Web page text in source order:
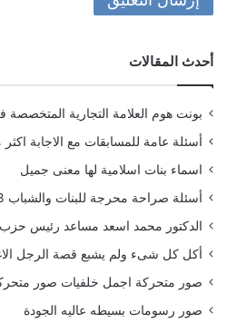
أحدث المقالات
بونت هوم العلامة التجارية المتخصصة
أسئلة عامة للمسابقات مع الاجابة اكثر من 500
اسماء بنات اسلامية لها معنى جميل
أسئلة صراحة محرجة للبنات والشباب 2023
الدكتور محمد اسعد مساعد رئيس
أكل كل شىء ولم يشبع قصة الرجل
صور متحركة اجمل خلفيات صور
صور رسومات بسيطه عاليه الجودة